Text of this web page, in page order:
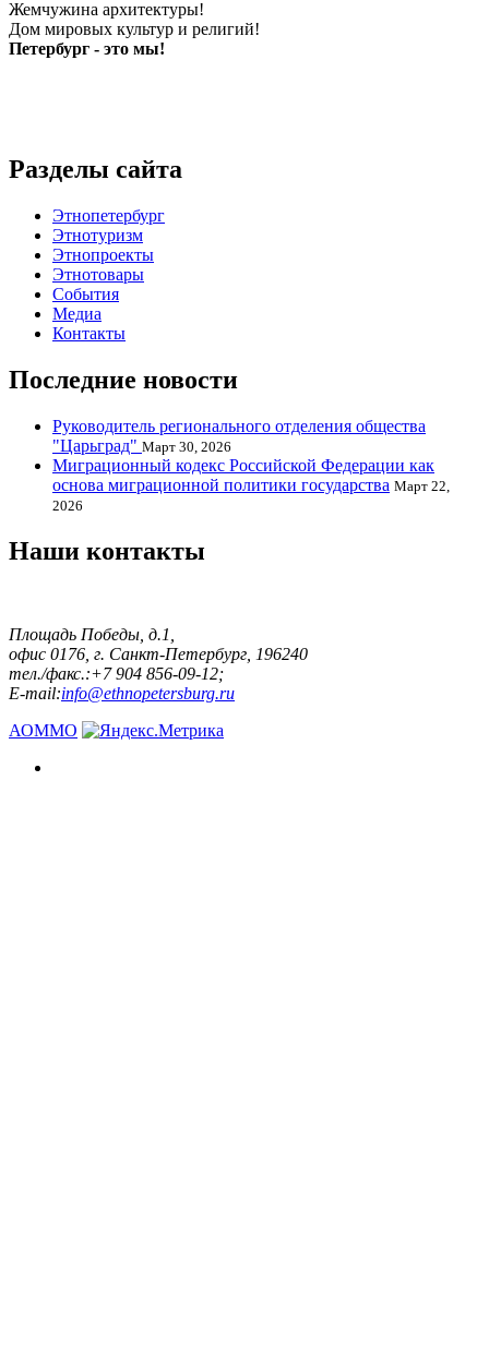
Жемчужина архитектуры!
Дом мировых культур и религий!
Петербург - это мы!
Разделы сайта
Этнопетербург
Этнотуризм
Этнопроекты
Этнотовары
События
Медиа
Контакты
Последние новости
Руководитель регионального отделения общества
"Царьград" Март 30, 2026
Миграционный кодекс Российской Федерации как
основа миграционной политики государства Март 22,
2026
Наши контакты
Площадь Победы, д.1,
офис 0176, г. Санкт-Петербург, 196240
тел./факс.:+7 904 856-09-12;
E-mail:info@ethnopetersburg.ru
АОММО